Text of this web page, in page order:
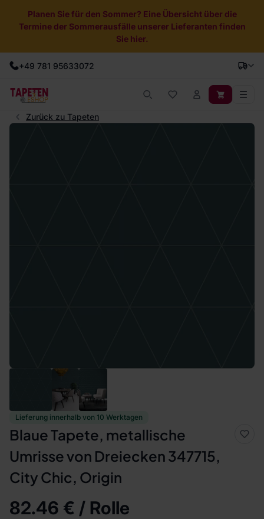
Planen Sie für den Sommer? Eine Übersicht über die
Termine der Sommerausfälle unserer Lieferanten finden
Sie hier.
+49 781 95633072
Zurück zu Tapeten
Lieferung innerhalb von 10 Werktagen
Blaue Tapete, metallische
Umrisse von Dreiecken 347715,
City Chic, Origin
82.46 € / Rolle